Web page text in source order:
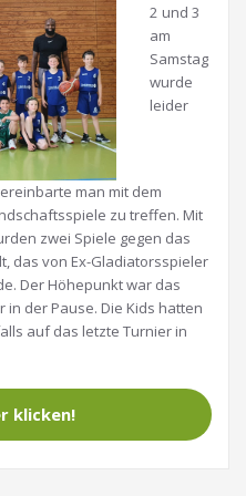
2 und 3
am
Samstag
wurde
leider
man mit dem
zu treffen. Mit
zwei Spiele gegen das
das von Ex-Gladiatorsspieler
Der Höhepunkt war das
in der Pause. Die Kids hatten
auf das letzte Turnier in
klicken!